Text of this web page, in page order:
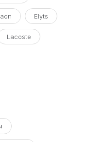
Elyts
Lacoste